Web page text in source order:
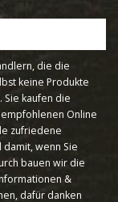
die die
keine Produkte
Sie kaufen die
Online
zufriedene
damit, wenn Sie
bauen wir die
&
dafür danken